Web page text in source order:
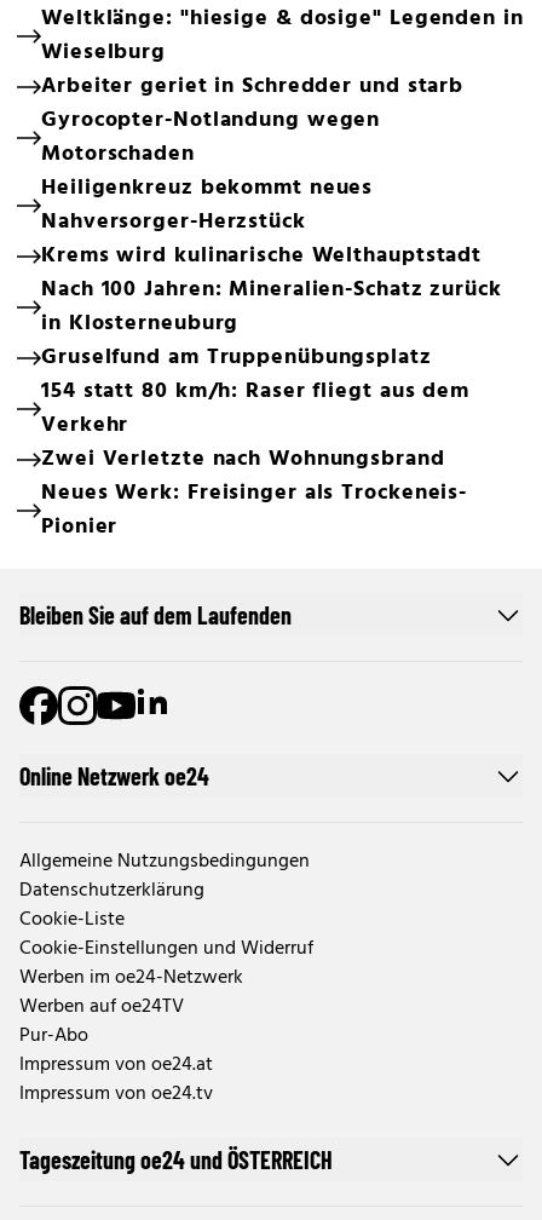
Weltklänge: "hiesige & dosige" Legenden in
Wieselburg
Arbeiter geriet in Schredder und starb
Gyrocopter-Notlandung wegen
Motorschaden
Heiligenkreuz bekommt neues
Nahversorger-Herzstück
Krems wird kulinarische Welthauptstadt
Nach 100 Jahren: Mineralien-Schatz zurück
in Klosterneuburg
Gruselfund am Truppenübungsplatz
154 statt 80 km/h: Raser fliegt aus dem
Verkehr
Zwei Verletzte nach Wohnungsbrand
Neues Werk: Freisinger als Trockeneis-
Pionier
Online Netzwerk oe24
Allgemeine Nutzungsbedingungen
Datenschutzerklärung
Cookie-Liste
Cookie-Einstellungen und Widerruf
Werben im oe24-Netzwerk
Werben auf oe24TV
Pur-Abo
Impressum von oe24.at
Impressum von oe24.tv
Tageszeitung oe24 und ÖSTERREICH
Bleiben Sie auf dem Laufenden